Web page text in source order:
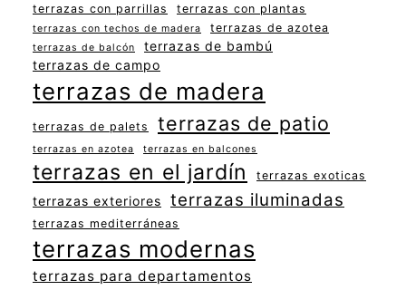
terrazas con parrillas terrazas con plantas
terrazas con techos de madera terrazas de azotea
terrazas de balcón
terrazas de bambú
terrazas de campo
terrazas de madera
terrazas de palets terrazas de patio
terrazas en azotea terrazas en balcones
terrazas en el jardín terrazas exoticas
terrazas exteriores terrazas iluminadas
terrazas mediterráneas
terrazas modernas
terrazas para departamentos